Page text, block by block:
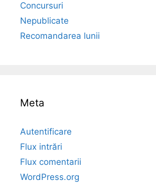
Concursuri
Nepublicate
Recomandarea lunii
Meta
Autentificare
Flux intrări
Flux comentarii
WordPress.org